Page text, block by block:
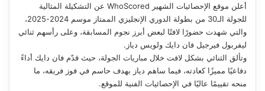
أعلن موقع الإحصائيات الشهير WhoScored عن التشكيلة المثالية
للجولة الـ30 من بطولة الدوري الإنجليزي الممتاز موسم 2024-2025،
والتي شهدت حضورًا لافتًا لبعض أبرز نجوم المسابقة، وعلى رأسهم ثنائي
ليفربول فيرجيل فان دايك ولويس دياز.
وتألق الثنائي بشكل لافت خلال مباريات الجولة، حيث قدّم فان دايك أداءً
دفاعيًا مميزًا كعادته، فيما ساهم دياز بهدف حاسم في فوز فريقه، ما
منحه تقييمًا عاليًا في الإحصائيات الفنية للموقع.